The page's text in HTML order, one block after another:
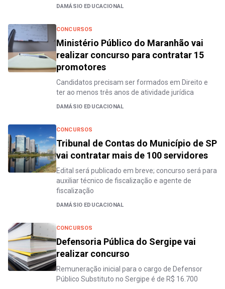
DAMÁSIO EDUCACIONAL
CONCURSOS
Ministério Público do Maranhão vai
realizar concurso para contratar 15
promotores
Candidatos precisam ser formados em Direito e
ter ao menos três anos de atividade jurídica
DAMÁSIO EDUCACIONAL
CONCURSOS
Tribunal de Contas do Município de SP
vai contratar mais de 100 servidores
Edital será publicado em breve; concurso será para
auxiliar técnico de fiscalização e agente de
fiscalização
DAMÁSIO EDUCACIONAL
CONCURSOS
Defensoria Pública do Sergipe vai
realizar concurso
Remuneração inicial para o cargo de Defensor
Público Substituto no Sergipe é de R$ 16.700